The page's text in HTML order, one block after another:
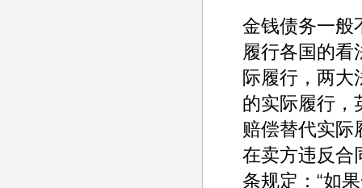
金钱债务一般
履行各国的看
际履行，两大
的实际履行，
赔偿替代实际
在卖方违反合
条规定：“如